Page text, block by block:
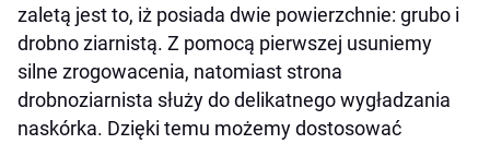
zaletą jest to, iż posiada dwie powierzchnie: grubo i
drobno ziarnistą. Z pomocą pierwszej usuniemy
silne zrogowacenia, natomiast strona
drobnoziarnista służy do delikatnego wygładzania
naskórka. Dzięki temu możemy dostosować